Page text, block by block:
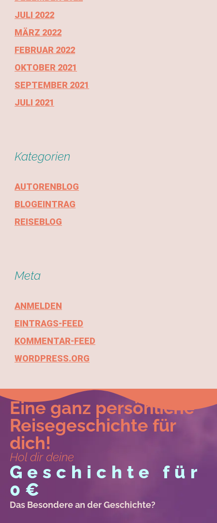
JULI 2022
MÄRZ 2022
FEBRUAR 2022
OKTOBER 2021
SEPTEMBER 2021
JULI 2021
Kategorien
AUTORENBLOG
BLOGEINTRAG
REISEBLOG
Meta
ANMELDEN
EINTRAGS-FEED
KOMMENTAR-FEED
WORDPRESS.ORG
Eine ganz persönliche
Reisegeschichte für
dich!
Hol dir deine
Geschichte für
0€
Das Besondere an der Geschichte?